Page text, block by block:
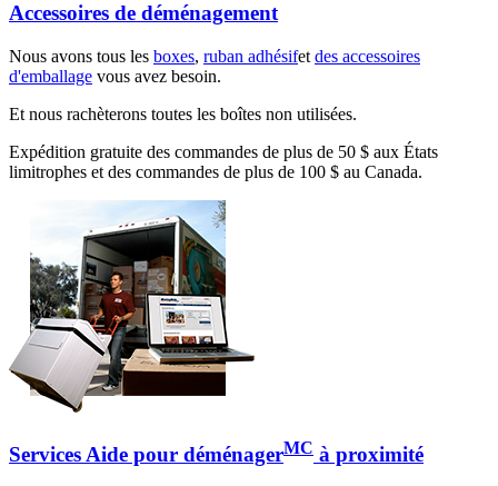
Accessoires de déménagement
Nous avons tous les boxes, ruban adhésifet des accessoires
d'emballage vous avez besoin.
Et nous rachèterons toutes les boîtes non utilisées.
Expédition gratuite des commandes de plus de 50 $ aux États
limitrophes et des commandes de plus de 100 $ au Canada.
Services Aide pour déménagerMC à proximité